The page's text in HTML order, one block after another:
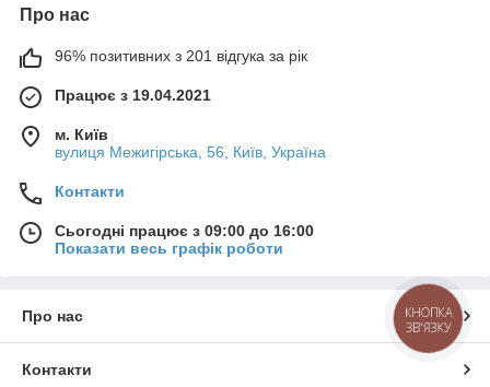
Про нас
96% позитивних з 201 відгука за рік
Працює з 19.04.2021
м. Київ
вулиця Межигірська, 56, Київ, Україна
Контакти
Сьогодні працює з 09:00 до 16:00
Показати весь графік роботи
Про нас
Контакти
КНОПКА
ЗВ'ЯЗКУ